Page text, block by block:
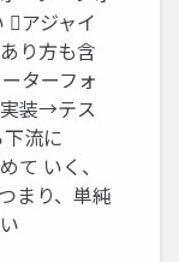
アジャイ
り方も含
ターフォ
装→テス
流に
て いく、
まり、単純